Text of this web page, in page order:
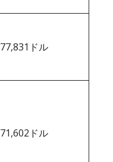
77,831ドル
71,602ドル